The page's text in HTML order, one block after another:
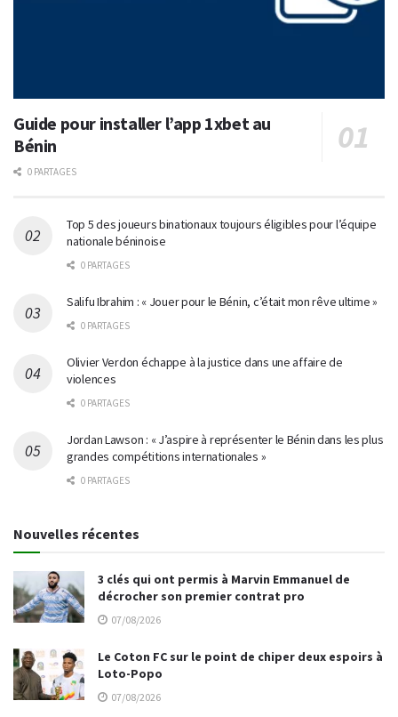
Guide pour installer l’app 1xbet au
Bénin
0 PARTAGES
Top 5 des joueurs binationaux toujours éligibles pour l’équipe
nationale béninoise
0 PARTAGES
Salifu Ibrahim : « Jouer pour le Bénin, c’était mon rêve ultime »
0 PARTAGES
Olivier Verdon échappe à la justice dans une affaire de
violences
0 PARTAGES
Jordan Lawson : « J’aspire à représenter le Bénin dans les plus
grandes compétitions internationales »
0 PARTAGES
Nouvelles récentes
3 clés qui ont permis à Marvin Emmanuel de
décrocher son premier contrat pro
07/08/2026
Le Coton FC sur le point de chiper deux espoirs à
Loto-Popo
07/08/2026